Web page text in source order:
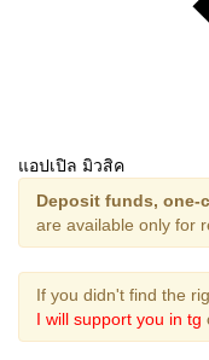
แอปเปิล มิวสิค
Deposit funds, one-
are available only for
If you didn't find the
I will support you in tg